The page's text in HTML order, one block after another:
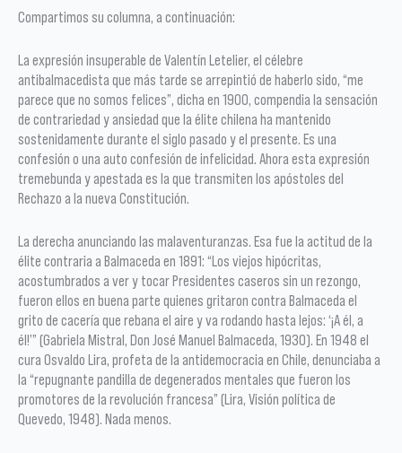
Compartimos su columna, a continuación:
La expresión insuperable de Valentín Letelier, el célebre
antibalmacedista que más tarde se arrepintió de haberlo sido, “me
parece que no somos felices”, dicha en 1900, compendia la sensación
de contrariedad y ansiedad que la élite chilena ha mantenido
sostenidamente durante el siglo pasado y el presente. Es una
confesión o una auto confesión de infelicidad. Ahora esta expresión
tremebunda y apestada es la que transmiten los apóstoles del
Rechazo a la nueva Constitución.
La derecha anunciando las malaventuranzas. Esa fue la actitud de la
élite contraria a Balmaceda en 1891: “Los viejos hipócritas,
acostumbrados a ver y tocar Presidentes caseros sin un rezongo,
fueron ellos en buena parte quienes gritaron contra Balmaceda el
grito de cacería que rebana el aire y va rodando hasta lejos: ‘¡A él, a
él!’” (Gabriela Mistral, Don José Manuel Balmaceda, 1930). En 1948 el
cura Osvaldo Lira, profeta de la antidemocracia en Chile, denunciaba a
la “repugnante pandilla de degenerados mentales que fueron los
promotores de la revolución francesa” (Lira, Visión política de
Quevedo, 1948). Nada menos.